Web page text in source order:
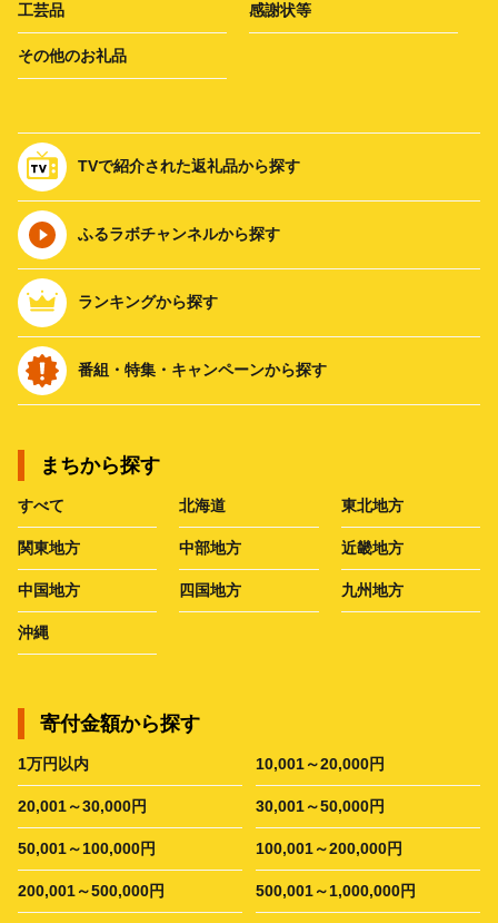
工芸品 感謝状等
その他のお礼品
TVで紹介された返礼品から探す
ふるラボチャンネルから探す
ランキングから探す
番組・特集・キャンペーンから探す
まちから探す
すべて 北海道 東北地方
関東地方 中部地方 近畿地方
中国地方 四国地方 九州地方
沖縄
寄付金額から探す
1万円以内 10,001～20,000円
20,001～30,000円 30,001～50,000円
50,001～100,000円 100,001～200,000円
200,001～500,000円 500,001～1,000,000円